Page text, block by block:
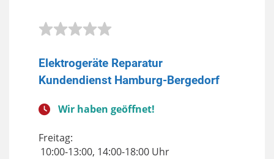
Elektrogeräte Reparatur
Kundendienst Hamburg-Bergedorf
Wir haben geöffnet!
Freitag:
10:00-13:00, 14:00-18:00 Uhr